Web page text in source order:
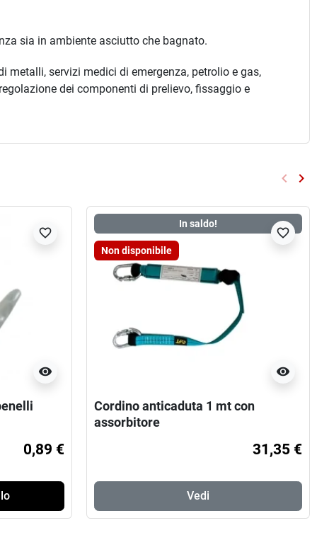
sia in ambiente asciutto che bagnato.
servizi medici di emergenza, petrolio e gas,
dei componenti di prelievo, fissaggio e
keyboard_arrow_left keyboard_arrow_right
visibility
favorite_border
0,89 €
In saldo!
Non disponibile
visibility
favorite_border
Cordino anticaduta 1 mt con
assorbitore
31,35 €
Vedi